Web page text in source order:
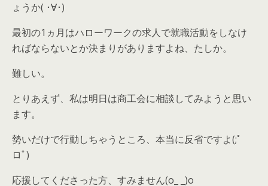
ょうか( ･∀･)
最初の1ヵ月はハローワークの求人で就職活動をしなけ
ればならないとか決まりがありますよね、たしか。
難しい。
とりあえず、私は明日は商工会に相談してみようと思い
ます。
勢いだけで行動しちゃうところ、本当に反省ですよ(;ﾟ
ロﾟ)
応援してくださった方、すみません(o_ _)o